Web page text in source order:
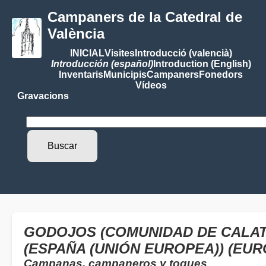
Campaners de la Catedral de
València
INICIALVisitesIntroducció (valencià)
Introducción (español)Introduction (English)
InventarisMunicipisCampanersFonedors
Vídeos
Gravacions
GODOJOS (COMUNIDAD DE
(ESPAÑA (UNIÓN EUROPEA))
Campanas, campaneros y toques